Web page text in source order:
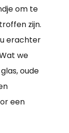
om te
zijn.
erachter
we
oude
een